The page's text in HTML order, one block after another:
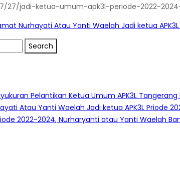
27/jadi-ketua-umum-apk3l-periode-2022-
Nurhayati Atau Yanti Waelah Jadi ketua
Pelantikan Ketua Umum APK3L Tangerang
Atau Yanti Waelah Jadi ketua APK3L Priode
2022-2024, Nurharyanti atau Yanti Waelah